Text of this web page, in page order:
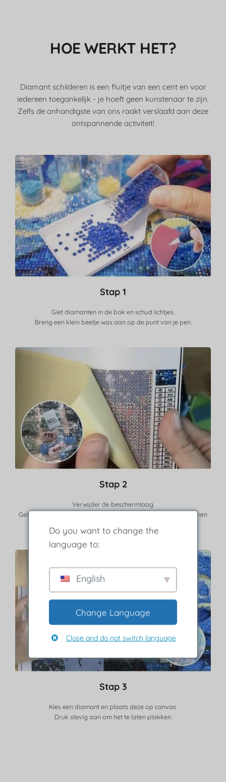
HOE WERKT HET?
Diamant schilderen is een fluitje van een cent en voor
iedereen toegankelijk - je hoeft geen kunstenaar te zijn.
Zelfs de onhandigste van ons raakt verslaafd aan deze
ontspannende activiteit!
Stap 1
Giet diamanten in de bak en schud lichtjes.
Breng een klein beetje was aan op de punt van je pen.
Stap 2
Verwijder de beschermlaag.
Gebruik de legenda om oefeningen te vinden die overeenkomen
Stap 3
Kies een diamant en plaats deze op canvas.
Druk stevig aan om het te laten plakken.
Do you want to change the
language to:
English
Change Language
Close and do not switch language